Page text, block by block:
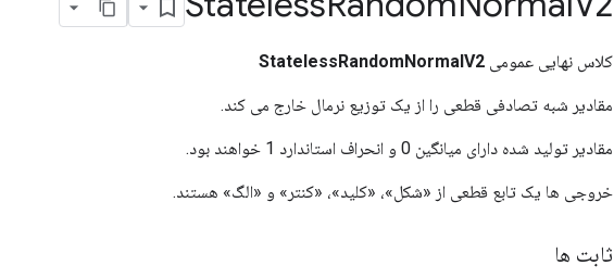
کلاس نهایی عمومی StatelessRandomNormalV2
مقادیر شبه تصادفی قطعی را از یک توزیع نرمال خارج می کند.
مقادیر تولید شده دارای میانگین 0 و انحراف استاندارد 1 خواهند بود.
خروجی ها یک تابع قطعی از «شکل»، «کلید»، «کنتر» و «الگ» هستند.
ثابت ها